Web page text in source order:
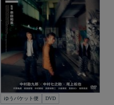
ゆうパケット便 DVD